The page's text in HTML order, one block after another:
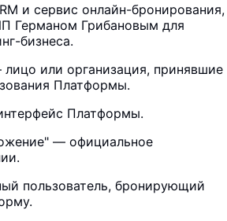
и сервис онлайн-бронирования,
Германом Грибановым для
бизнеса.
или организация, принявшие
Платформы.
Платформы.
— официальное
пользователь, бронирующий